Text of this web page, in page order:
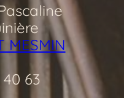
MESMIN
63